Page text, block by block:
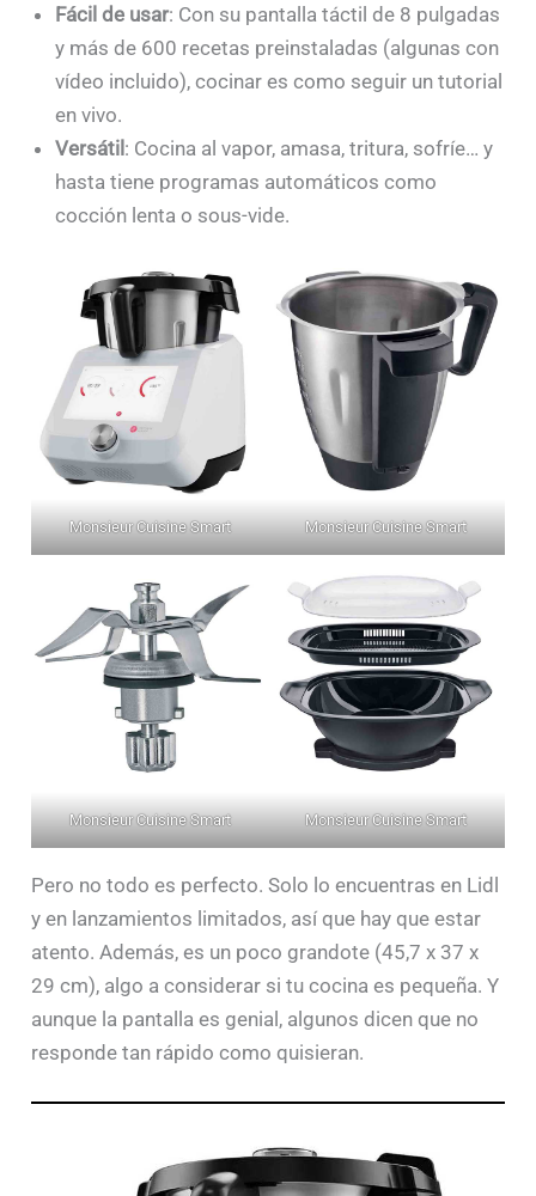
Fácil de usar: Con su pantalla táctil de 8 pulgadas
y más de 600 recetas preinstaladas (algunas con
vídeo incluido), cocinar es como seguir un tutorial
en vivo.
Versátil: Cocina al vapor, amasa, tritura, sofríe… y
hasta tiene programas automáticos como
cocción lenta o sous-vide.
Monsieur Cuisine Smart Monsieur Cuisine Smart
Monsieur Cuisine Smart Monsieur Cuisine Smart
Pero no todo es perfecto. Solo lo encuentras en Lidl
y en lanzamientos limitados, así que hay que estar
atento. Además, es un poco grandote (45,7 x 37 x
29 cm), algo a considerar si tu cocina es pequeña. Y
aunque la pantalla es genial, algunos dicen que no
responde tan rápido como quisieran.